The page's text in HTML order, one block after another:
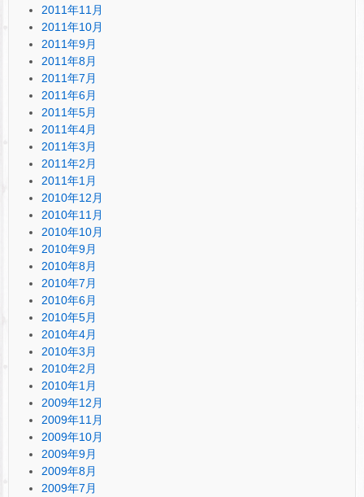
2011年11月
2011年10月
2011年9月
2011年8月
2011年7月
2011年6月
2011年5月
2011年4月
2011年3月
2011年2月
2011年1月
2010年12月
2010年11月
2010年10月
2010年9月
2010年8月
2010年7月
2010年6月
2010年5月
2010年4月
2010年3月
2010年2月
2010年1月
2009年12月
2009年11月
2009年10月
2009年9月
2009年8月
2009年7月